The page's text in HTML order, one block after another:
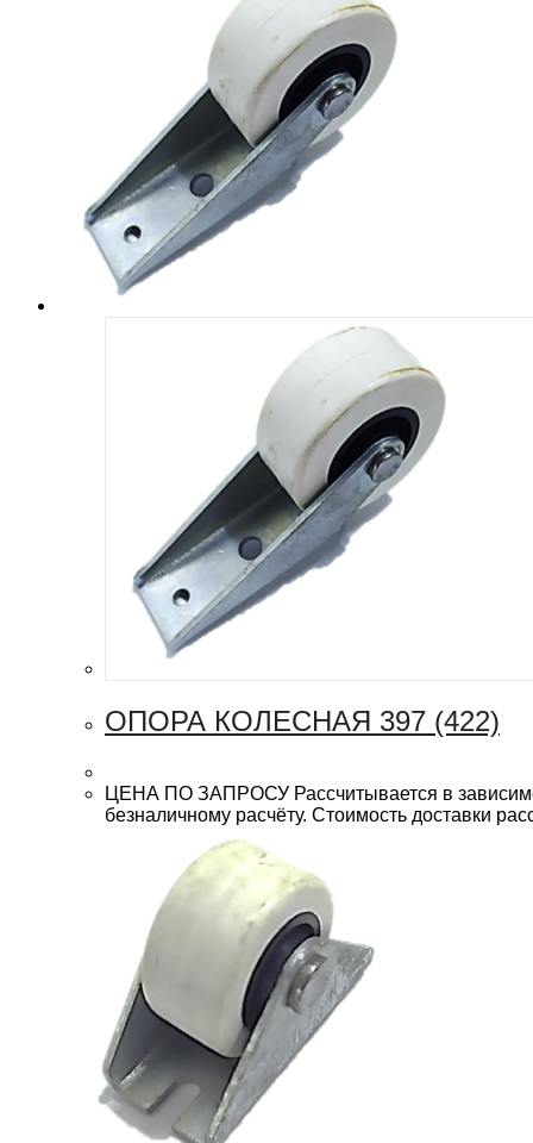
ОПОРА КОЛЕСНАЯ 397 (422)
ЦЕНА ПО ЗАПРОСУ Рассчитывается в
безналичному расчёту. Стоимость доставки